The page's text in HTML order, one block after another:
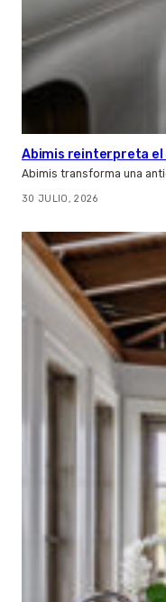
Abimis reinterpreta el
Abimis transforma una
30 JULIO, 2026